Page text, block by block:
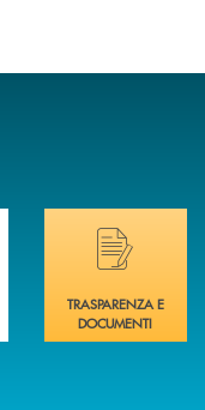
immediata?
Hai bisogno di
TRASPARENZA E
DOCUMENTI